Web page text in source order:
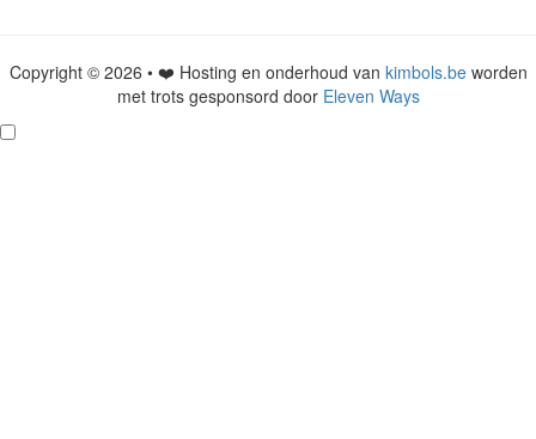
Copyright © 2026 • ❤️ Hosting en onderhoud van kimbols.beworden
met trots gesponsord door Eleven Ways